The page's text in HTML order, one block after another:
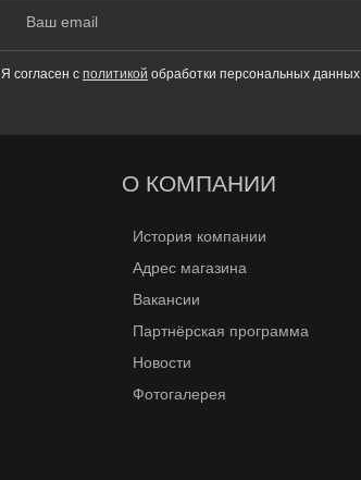
Я согласен с политикой обработки персональных данных
О КОМПАНИИ
История компании
Адрес магазина
Вакансии
Партнёрская программа
Новости
Фотогалерея